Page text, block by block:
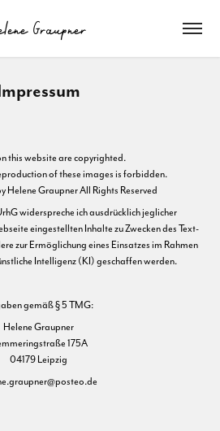
Graupner
this website are copyrighted.
of these images is forbidden.
Graupner All Rights Reserved
widerspreche ich ausdrücklich jeglicher
eingestellten Inhalte zu Zwecken des Text-
zur Ermöglichung eines Einsatzes im Rahmen
Intelligenz (KI) geschaffen werden.
gemäß § 5 TMG:
Helene Graupner
175A
04179 Leipzig